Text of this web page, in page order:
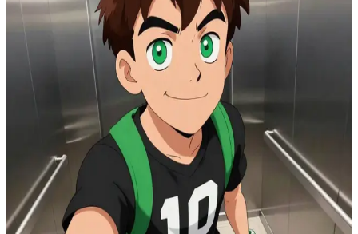
Ben 10 Omniverse
Nastoletni bohater z legendarnym Omnitrixem